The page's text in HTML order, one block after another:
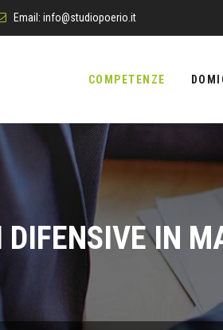
Email: info@studiopoerio.it
content
COMPETENZE
DIFENSIVE IN